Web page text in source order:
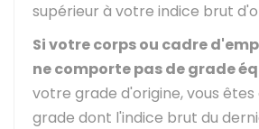
supérieur à votre indice brut
Si votre corps ou cadre
ne comporte pas de grade
votre grade d'origine, vous
grade dont l'indice brut du